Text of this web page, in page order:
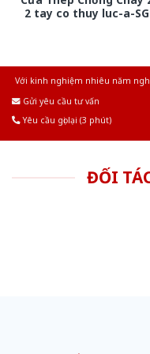
2 tay co thuy luc-a-
Với kinh nghiệm nhiêu năm
Gửi yêu cầu tư vấn
Yêu cầu gọi lại (3 phút)
ĐỐI